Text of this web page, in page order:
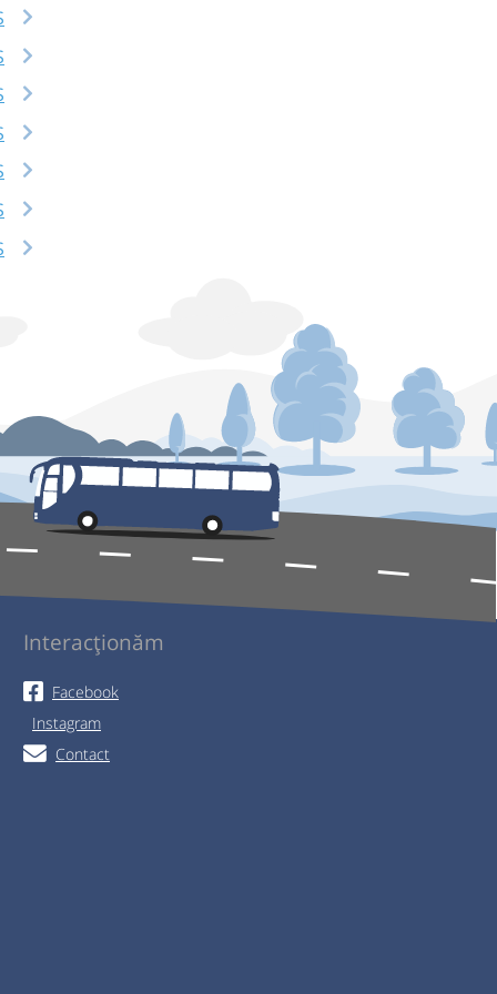
Interacționăm
Facebook
Instagram
Contact